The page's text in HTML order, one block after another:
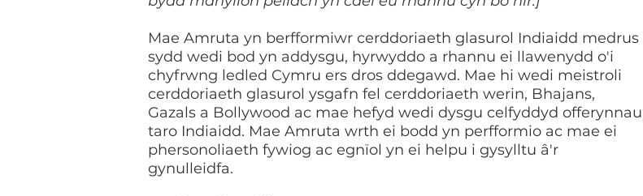
Mae Amruta yn berfformiwr cerddoriaeth glasurol Indiaidd medrus
sydd wedi bod yn addysgu, hyrwyddo a rhannu ei llawenydd o'i
chyfrwng ledled Cymru ers dros ddegawd. Mae hi wedi meistroli
cerddoriaeth glasurol ysgafn fel cerddoriaeth werin, Bhajans,
Gazals a Bollywood ac mae hefyd wedi dysgu celfyddyd offerynnau
taro Indiaidd. Mae Amruta wrth ei bodd yn perfformio ac mae ei
phersonoliaeth fywiog ac egnïol yn ei helpu i gysylltu â'r
gynulleidfa.